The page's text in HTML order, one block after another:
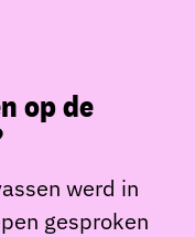
op de
werd in
gesproken